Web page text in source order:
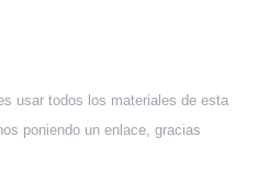
usar todos los materiales de esta
poniendo un enlace, gracias